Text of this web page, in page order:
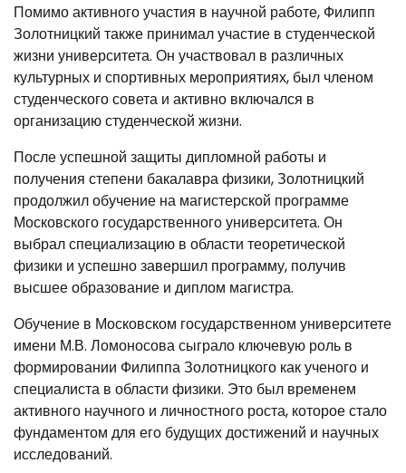
Помимо активного участия в научной работе, Филипп
Золотницкий также принимал участие в студенческой
жизни университета. Он участвовал в различных
культурных и спортивных мероприятиях, был членом
студенческого совета и активно включался в
организацию студенческой жизни.
После успешной защиты дипломной работы и
получения степени бакалавра физики, Золотницкий
продолжил обучение на магистерской программе
Московского государственного университета. Он
выбрал специализацию в области теоретической
физики и успешно завершил программу, получив
высшее образование и диплом магистра.
Обучение в Московском государственном университете
имени М.В. Ломоносова сыграло ключевую роль в
формировании Филиппа Золотницкого как ученого и
специалиста в области физики. Это был временем
активного научного и личностного роста, которое стало
фундаментом для его будущих достижений и научных
исследований.